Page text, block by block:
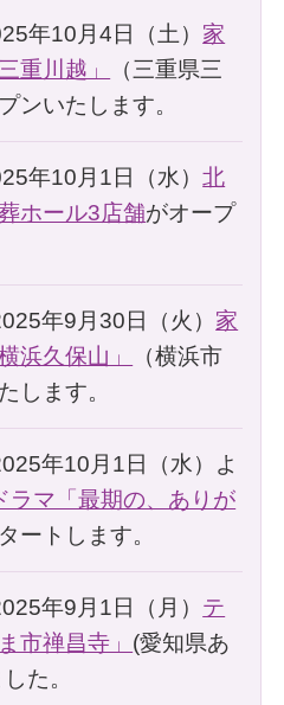
年10月4日（土） 家
重川越」
（三重県三
ンいたします。
年10月1日（水）北
ホール3店舗がオープ
年9月30日（火） 家
浜久保山」
（横浜市
します。
年10月1日（水）よ
ラマ「最期の、ありが
ートします。
年9月1日（月） テ
市禅昌寺」 (愛知県あ
た。